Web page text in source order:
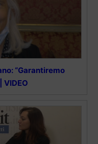
“Garantiremo
VIDEO